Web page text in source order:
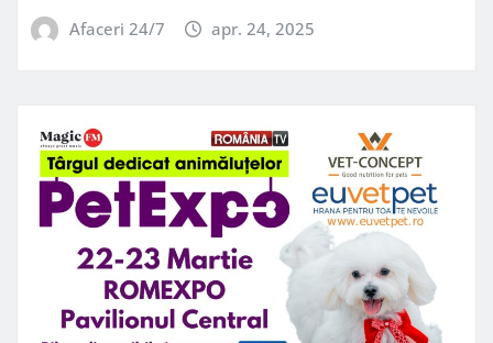
Afaceri 24/7 apr. 24, 2025